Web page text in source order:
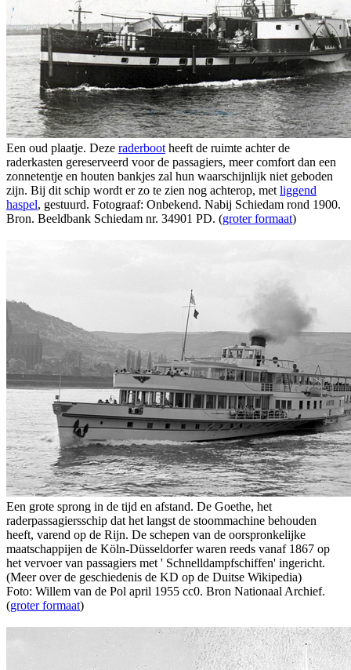
Een oud plaatje. Deze raderboot heeft de ruimte achter de
raderkasten gereserveerd voor de passagiers, meer comfort dan een
zonnetentje en houten bankjes zal hun waarschijnlijk niet geboden
zijn. Bij dit schip wordt er zo te zien nog achterop, met liggend
haspel, gestuurd. Fotograaf: Onbekend. Nabij Schiedam rond 1900.
Bron. Beeldbank Schiedam nr. 34901 PD. (groter formaat)
Een grote sprong in de tijd en afstand. De Goethe, het
raderpassagiersschip dat het langst de stoommachine behouden
heeft, varend op de Rijn. De schepen van de oorspronkelijke
maatschappijen de Köln-Düsseldorfer waren reeds vanaf 1867 op
het vervoer van passagiers met ' Schnelldampfschiffen' ingericht.
(Meer over de geschiedenis de KD op de Duitse Wikipedia)
Foto: Willem van de Pol april 1955 cc0. Bron Nationaal Archief.
(groter formaat)